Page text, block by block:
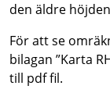
den äldre
För att se
bilagan ”Karta
till pdf fil.